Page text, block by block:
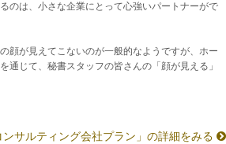
のは、小さな企業にとって心強いパートナーがで
顔が見えてこないのが一般的なようですが、ホー
通じて、秘書スタッフの皆さんの「顔が見える」
ンサルティング会社プラン」の詳細をみる